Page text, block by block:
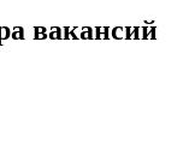
вакансий